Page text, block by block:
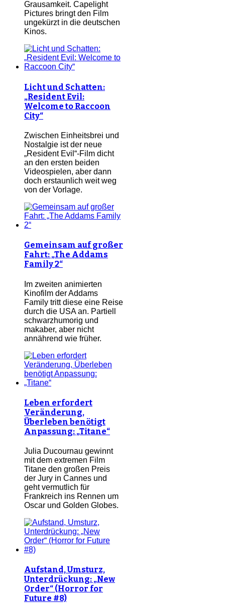
Grausamkeit. Capelight
Pictures bringt den Film
ungekürzt in die deutschen
Kinos.
Licht und Schatten:
„Resident Evil:
Welcome to Raccoon
City“
Zwischen Einheitsbrei und
Nostalgie ist der neue
„Resident Evil“-Film dicht
an den ersten beiden
Videospielen, aber dann
doch erstaunlich weit weg
von der Vorlage.
Gemeinsam auf großer
Fahrt: „The Addams
Family 2“
Im zweiten animierten
Kinofilm der Addams
Family tritt diese eine Reise
durch die USA an. Partiell
schwarzhumorig und
makaber, aber nicht
annährend wie früher.
Leben erfordert
Veränderung,
Überleben benötigt
Anpassung: „Titane“
Julia Ducournau gewinnt
mit dem extremen Film
Titane den großen Preis
der Jury in Cannes und
geht vermutlich für
Frankreich ins Rennen um
Oscar und Golden Globes.
Aufstand, Umsturz,
Unterdrückung: „New
Order“ (Horror for
Future #8)